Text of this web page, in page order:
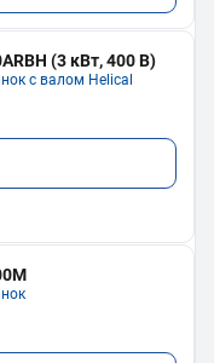
(3 кВт, 400 В)
с валом Helical